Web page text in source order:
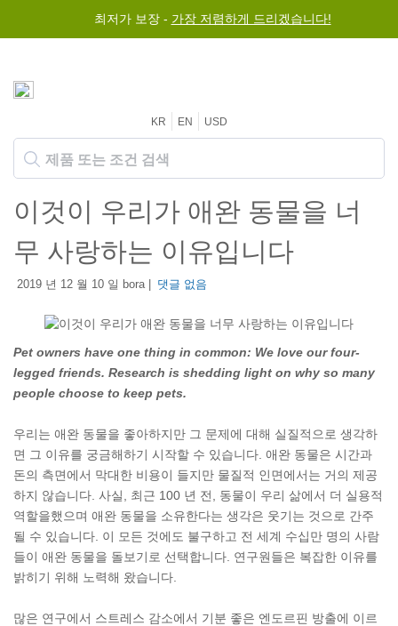
최저가 보장 - 가장 저렴하게 드리겠습니다!
KR EN USD
이것이 우리가 애완 동물을 너
무 사랑하는 이유입니다
2019 년 12 월 10 일 bora | 댓글 없음
Pet owners have one thing in common: We love our four-
legged friends. Research is shedding light on why so many
people choose to keep pets.
우리는 애완 동물을 좋아하지만 그 문제에 대해 실질적으로 생각하
면 그 이유를 궁금해하기 시작할 수 있습니다. 애완 동물은 시간과
돈의 측면에서 막대한 비용이 들지만 물질적 인면에서는 거의 제공
하지 않습니다. 사실, 최근 100 년 전, 동물이 우리 삶에서 더 실용적
역할을했으며 애완 동물을 소유한다는 생각은 웃기는 것으로 간주
될 수 있습니다. 이 모든 것에도 불구하고 전 세계 수십만 명의 사람
들이 애완 동물을 돌보기로 선택합니다. 연구원들은 복잡한 이유를
밝히기 위해 노력해 왔습니다.
많은 연구에서 스트레스 감소에서 기분 좋은 엔도르핀 방출에 이르